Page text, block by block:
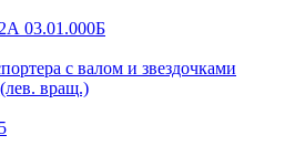
03.01.000Б
с валом и звездочками
вращ.)